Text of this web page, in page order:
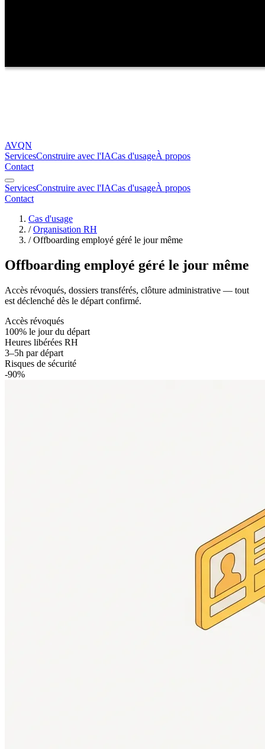
AVQN
ServicesConstruire avec l'IACas d'usageÀ propos
Contact
ServicesConstruire avec l'IACas d'usageÀ propos
Contact
Cas d'usage
/Organisation RH
/Offboarding employé géré le jour même
Offboarding employé géré le jour même
Accès révoqués, dossiers transférés, clôture administrative — tout
est déclenché dès le départ confirmé.
Accès révoqués
100% le jour du départ
Heures libérées RH
3–5h par départ
Risques de sécurité
-90%